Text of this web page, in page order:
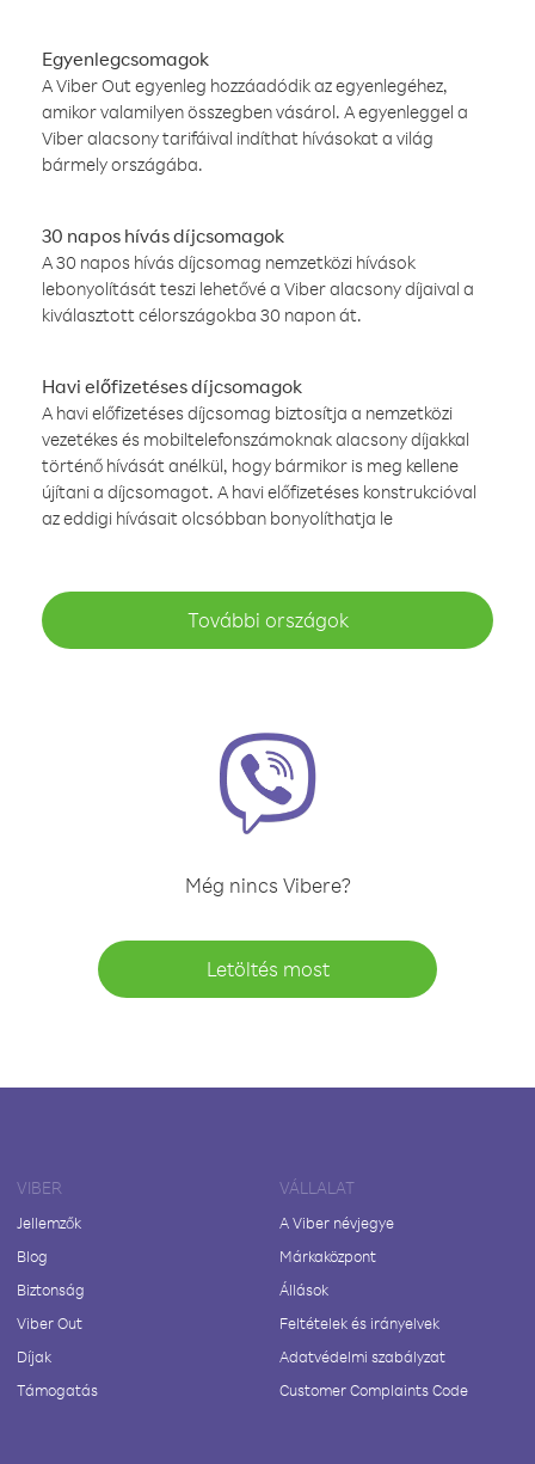
Egyenlegcsomagok
A Viber Out egyenleg hozzáadódik az egyenlegéhez,
amikor valamilyen összegben vásárol. A egyenleggel a
Viber alacsony tarifáival indíthat hívásokat a világ
bármely országába.
30 napos hívás díjcsomagok
A 30 napos hívás díjcsomag nemzetközi hívások
lebonyolítását teszi lehetővé a Viber alacsony díjaival a
kiválasztott célországokba 30 napon át.
Havi előfizetéses díjcsomagok
A havi előfizetéses díjcsomag biztosítja a nemzetközi
vezetékes és mobiltelefonszámoknak alacsony díjakkal
történő hívását anélkül, hogy bármikor is meg kellene
újítani a díjcsomagot. A havi előfizetéses konstrukcióval
az eddigi hívásait olcsóbban bonyolíthatja le
További országok
Még nincs Vibere?
Letöltés most
VIBER
Jellemzők
Blog
Biztonság
Viber Out
Díjak
Támogatás
VÁLLALAT
A Viber névjegye
Márkaközpont
Állások
Feltételek és irányelvek
Adatvédelmi szabályzat
Customer Complaints Code